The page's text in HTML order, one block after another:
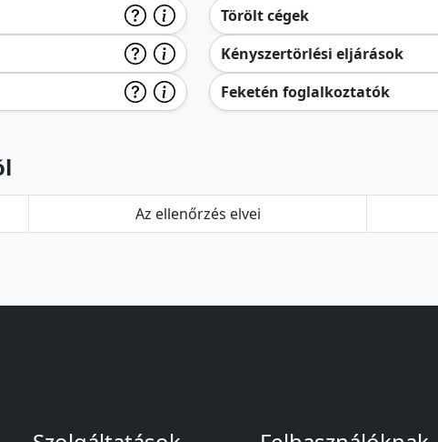
Törölt cégek
Kényszertörlési eljárások
Feketén foglalkoztatók
Az ellenőrzés elvei